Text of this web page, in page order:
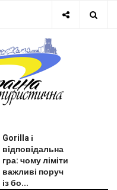
Gorilla і
відповідальна
гра: чому ліміти
важливі поруч
із бо...